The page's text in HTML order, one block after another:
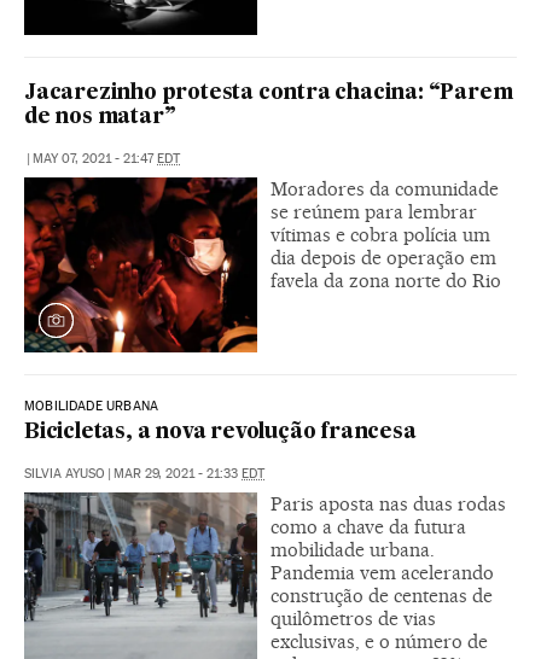
Jacarezinho protesta contra chacina: “Parem
de nos matar”
| MAY 07, 2021 - 21:47EDT
Moradores da comunidade
se reúnem para lembrar
vítimas e cobra polícia um
dia depois de operação em
favela da zona norte do Rio
MOBILIDADE URBANA
Bicicletas, a nova revolução francesa
SILVIA AYUSO | MAR 29, 2021 - 21:33 EDT
Paris aposta nas duas rodas
como a chave da futura
mobilidade urbana.
Pandemia vem acelerando
construção de centenas de
quilômetros de vias
exclusivas, e o número de